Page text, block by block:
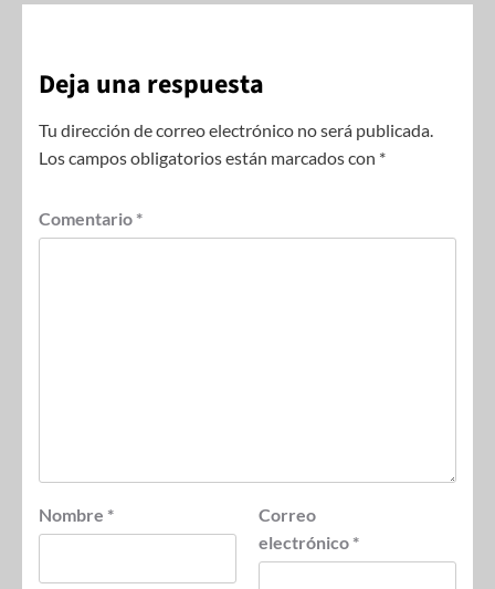
Deja una respuesta
Tu dirección de correo electrónico no será publicada.
Los campos obligatorios están marcados con *
Comentario *
Nombre *
Correo
electrónico *